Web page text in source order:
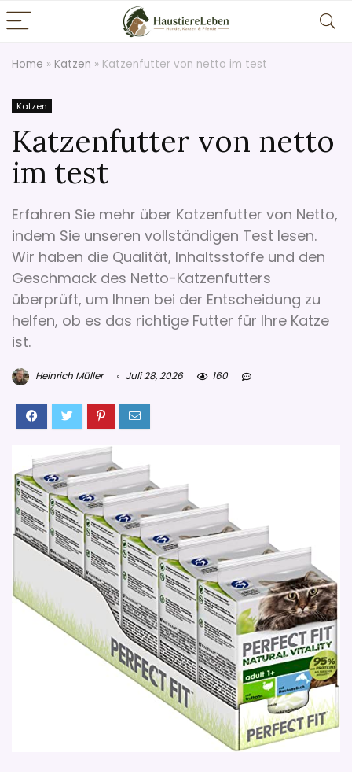
Home » Katzen » Katzenfutter von netto im test
Katzen
Katzenfutter von netto
im test
Erfahren Sie mehr über Katzenfutter von Netto,
indem Sie unseren vollständigen Test lesen.
Wir haben die Qualität, Inhaltsstoffe und den
Geschmack des Netto-Katzenfutters
überprüft, um Ihnen bei der Entscheidung zu
helfen, ob es das richtige Futter für Ihre Katze
ist.
Heinrich Müller Juli 28, 2026 160